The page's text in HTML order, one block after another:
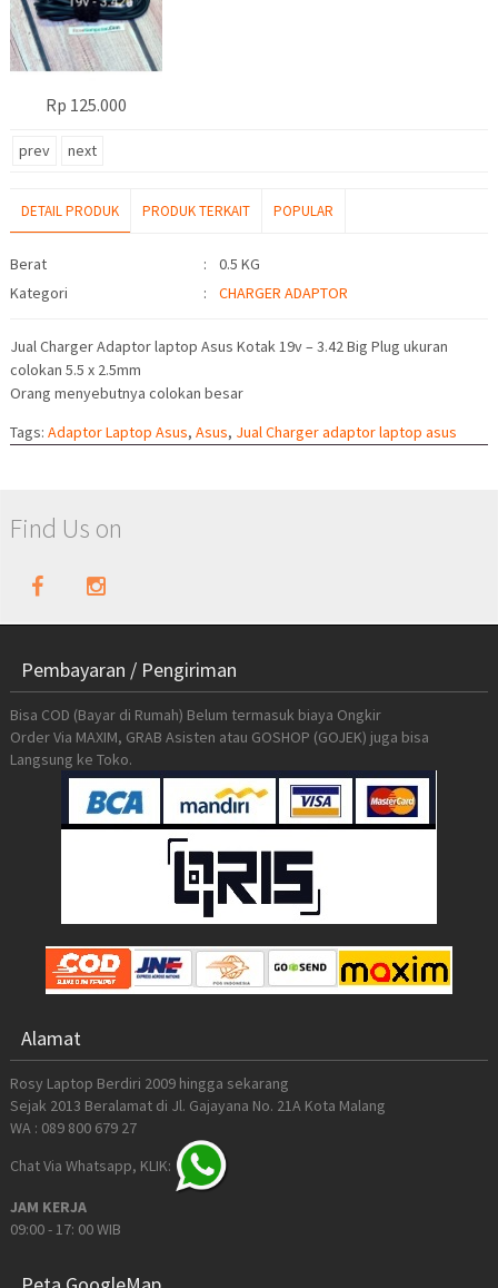
Rp 125.000
prev next
DETAIL PRODUK PRODUK TERKAIT POPULAR
Detail Produk
Berat :
0.5 KG
Kategori
: CHARGER ADAPTOR
Jual Charger Adaptor laptop Asus Kotak 19v – 3.42 Big Plug ukuran
colokan 5.5 x 2.5mm
Orang menyebutnya colokan besar
Tags: Adaptor Laptop Asus, Asus, Jual Charger adaptor laptop asus
Find Us on
Pembayaran / Pengiriman
Bisa COD (Bayar di Rumah) Belum termasuk biaya Ongkir
Order Via MAXIM, GRAB Asisten atau GOSHOP (GOJEK) juga bisa
Langsung ke Toko.
Alamat
Rosy Laptop Berdiri 2009 hingga sekarang
Sejak 2013 Beralamat di Jl. Gajayana No. 21A Kota Malang
WA : 089 800 679 27
Chat Via Whatsapp, KLIK:
JAM KERJA
09:00 - 17: 00 WIB